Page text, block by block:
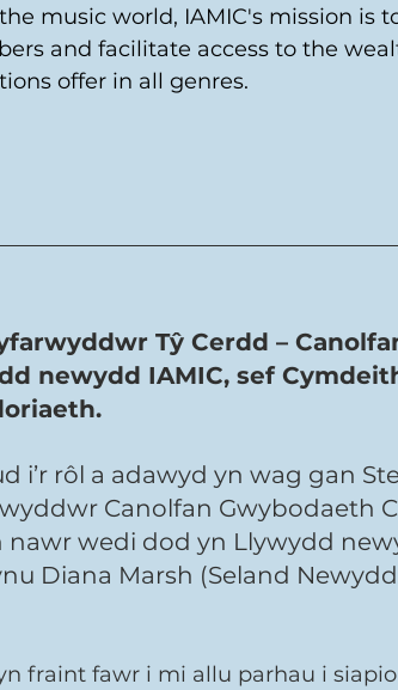
music world, IAMIC's mission is
and facilitate access to the
offer in all genres.
Tŷ Cerdd –
newydd IAMIC, sef
i’r rôl a adawyd yn wag gan
Canolfan Gwybodaeth
nawr wedi dod yn Llywydd
Diana Marsh (Seland
fraint fawr i mi allu parhau i